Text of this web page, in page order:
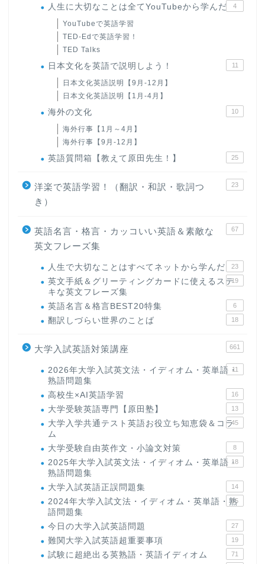
人生に大切なことは全てYouTubeから学んだ 4
YouTubeで英語学習
TED-Edで英語学習！
TED Talks
日本文化を英語で説明しよう！ 11
日本文化英語説明【9月-12月】
日本文化英語説明【1月-4月】
海外の文化 10
海外行事【1月～4月】
海外行事【9月-12月】
英語質問箱【教えて原田先生！】 25
洋楽で英語学習！（翻訳・和訳・歌詞つ
き）
23
英語名言・格言・カッコいい英語＆素敵な
英文フレーズ集
67
人生で大切なことはすべてネットから学んだ 23
英文手紙＆グリーティングカードに使えるステ
キな英文フレーズ集
19
英語名言＆格言BEST20特集 6
翻訳しづらい世界のことば 18
大学入試英語対策講座 661
2026年大学入試英文法・イディオム・英単語・
熟語問題集
11
高校生×AI英語学習 16
大学受験英語専門【原田塾】 13
大学入学共通テスト英語お役立ち知恵袋＆コラ
ム
45
大学受験自由英作文・小論文対策 8
2025年大学入試英文法・イディオム・英単語・
熟語問題集
18
大学入試英語正誤問題集 14
2024年大学入試文法・イディオム・英単語・熟
語問題集
15
今日の大学入試英語問題 27
難関大学入試英語超重要事項 19
試験に超絶出る英熟語・英語イディオム 71